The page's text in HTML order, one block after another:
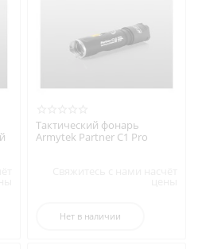
Тактический фонарь
Armytek Partner C1 Pro
Нет в наличии